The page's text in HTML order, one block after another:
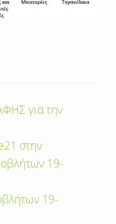
για την
στην
19-
19-